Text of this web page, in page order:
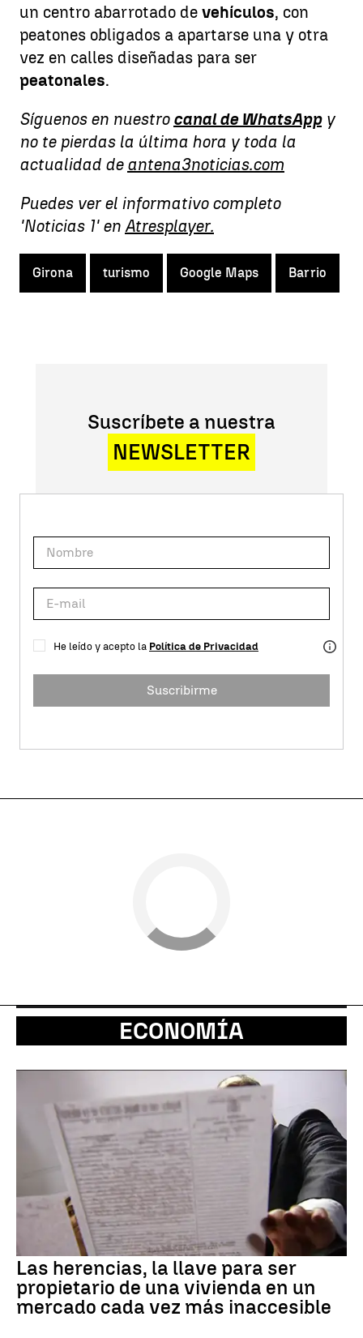
un centro abarrotado de vehículos, con
peatones obligados a apartarse una y otra
vez en calles diseñadas para ser
peatonales.
Síguenos en nuestro canal de WhatsAppy
no te pierdas la última hora y toda la
actualidad de antena3noticias.com
Puedes ver el informativo completo
'Noticias 1' en Atresplayer.
Girona turismo Google Maps Barrio
Suscríbete a nuestra
NEWSLETTER
He leído y acepto la Política de Privacidad
Suscribirme
ECONOMÍA
Las herencias, la llave para ser
propietario de una vivienda en un
mercado cada vez más inaccesible